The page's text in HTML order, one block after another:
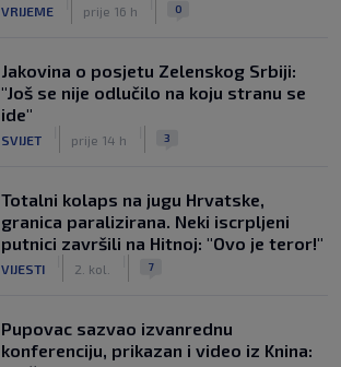
VRIJEME prije 16 h 0
Jakovina o posjetu Zelenskog Srbiji:
"Još se nije odlučilo na koju stranu se
ide"
SVIJET prije 14 h 3
Totalni kolaps na jugu Hrvatske,
granica paralizirana. Neki iscrpljeni
putnici završili na Hitnoj: "Ovo je teror!"
VIJESTI 2. kol. 7
Pupovac sazvao izvanrednu
konferenciju, prikazan i video iz Knina: